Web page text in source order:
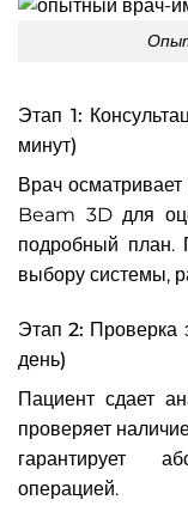
Этап 1:
минут)
Врач
Beam 3D для
подробный план.
выбору системы,
Этап 2: Проверка
день)
Пациент сдает
проверяет
гарантирует
операцией.